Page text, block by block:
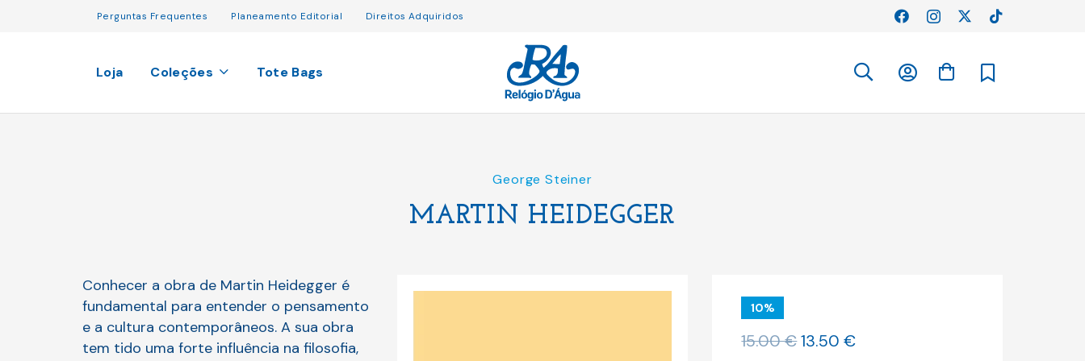
Perguntas Frequentes Planeamento Editorial Direitos Adquiridos
Loja Coleções Tote Bags
George Steiner
MARTIN HEIDEGGER
Conhecer a obra de Martin Heidegger é
fundamental para entender o pensamento
e a cultura contemporâneos. A sua obra
tem tido uma forte influência na filosofia,
10%
15.00€O
13.50€O